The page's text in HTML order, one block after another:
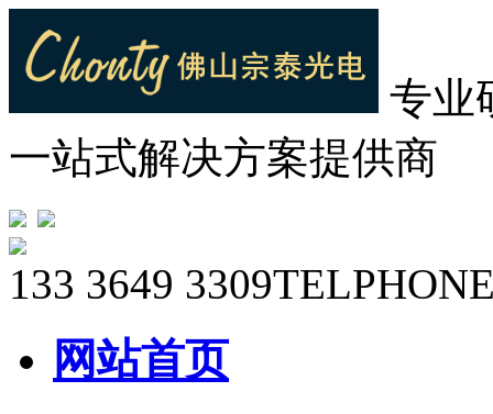
专业
一站式解决方案提供商
133 3649 3309
网站首页